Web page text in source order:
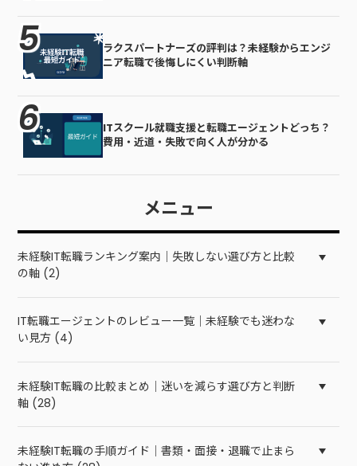
ラクスパートナーズの評判は？未経験からエンジ
ニア転職で後悔しにくい判断軸
ITスクール就職支援と転職エージェントどっち？
費用・近道・失敗で向く人が分かる
メニュー
未経験IT転職ランキング案内｜失敗しない選び方と比較
の軸 (2)
IT転職エージェントのレビュー一覧｜未経験でも迷わな
い見方 (4)
未経験IT転職の比較まとめ｜迷いを減らす選び方と判断
軸 (28)
未経験IT転職の手順ガイド｜書類・面接・退職で止まら